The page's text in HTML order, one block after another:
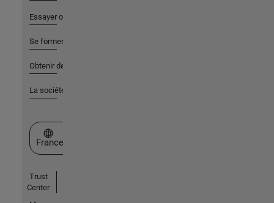
Essayer ou acheter
Se former
Obtenir de l'aide
La société
Sélectionner un site web
France
Trust
Center